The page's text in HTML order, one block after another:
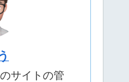
サイトの管